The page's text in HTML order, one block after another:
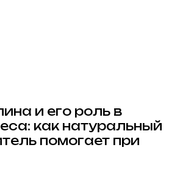
и его роль в
как натуральный
помогает при